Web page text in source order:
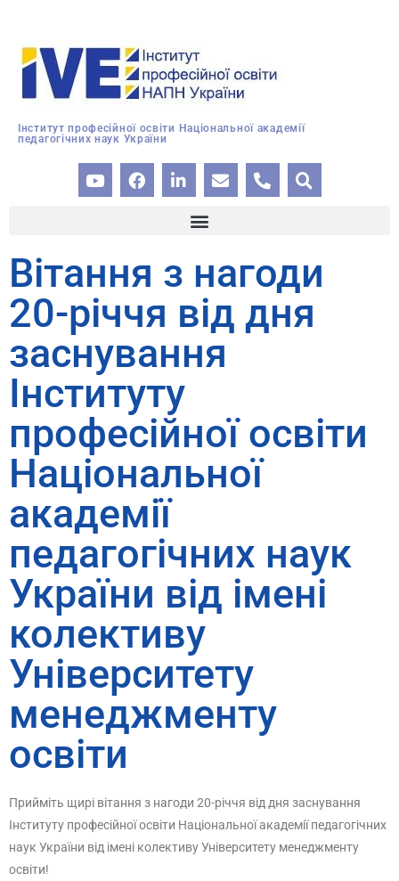
Інститут професійної освіти Національної академії
педагогічних наук України
Вітання з нагоди
20-річчя від дня
заснування
Інституту
професійної освіти
Національної
академії
педагогічних наук
України від імені
колективу
Університету
менеджменту
освіти
Прийміть щирі вітання з нагоди 20-річчя від дня заснування
Інституту професійної освіти Національної академії педагогічних
наук України від імені колективу Університету менеджменту
освіти!